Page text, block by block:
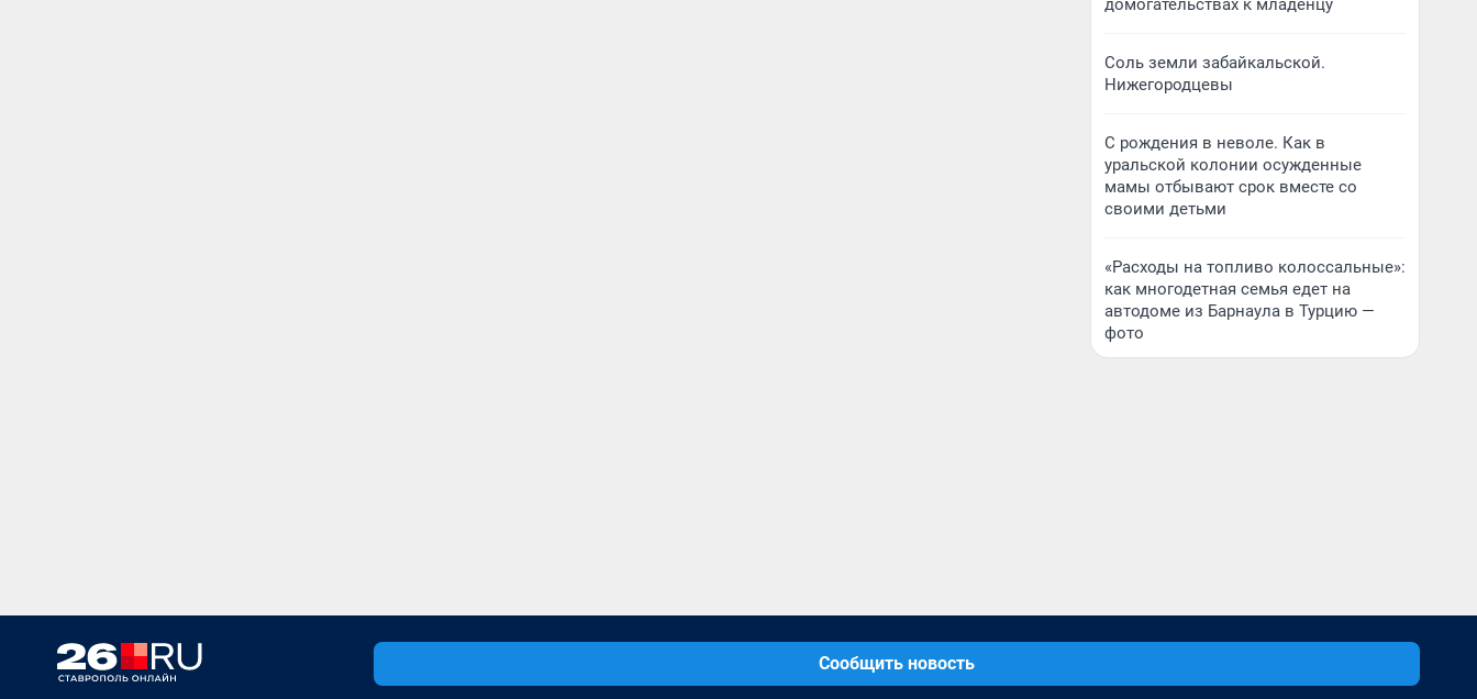
домогательствах к младенцу
Соль земли забайкальской.
Нижегородцевы
С рождения в неволе. Как в
уральской колонии осужденные
мамы отбывают срок вместе со
своими детьми
«Расходы на топливо колоссальные»:
как многодетная семья едет на
автодоме из Барнаула в Турцию —
фото
Сообщить новость